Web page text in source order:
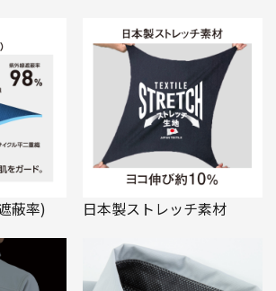
蔽率) 日本製ストレッチ素材